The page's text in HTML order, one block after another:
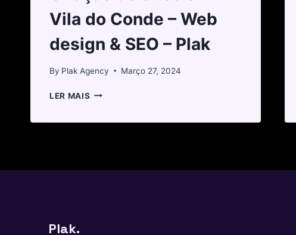
Vila do Conde – Web
design & SEO – Plak
By Plak Agency Março 27, 2024
LER MAIS
Plak.